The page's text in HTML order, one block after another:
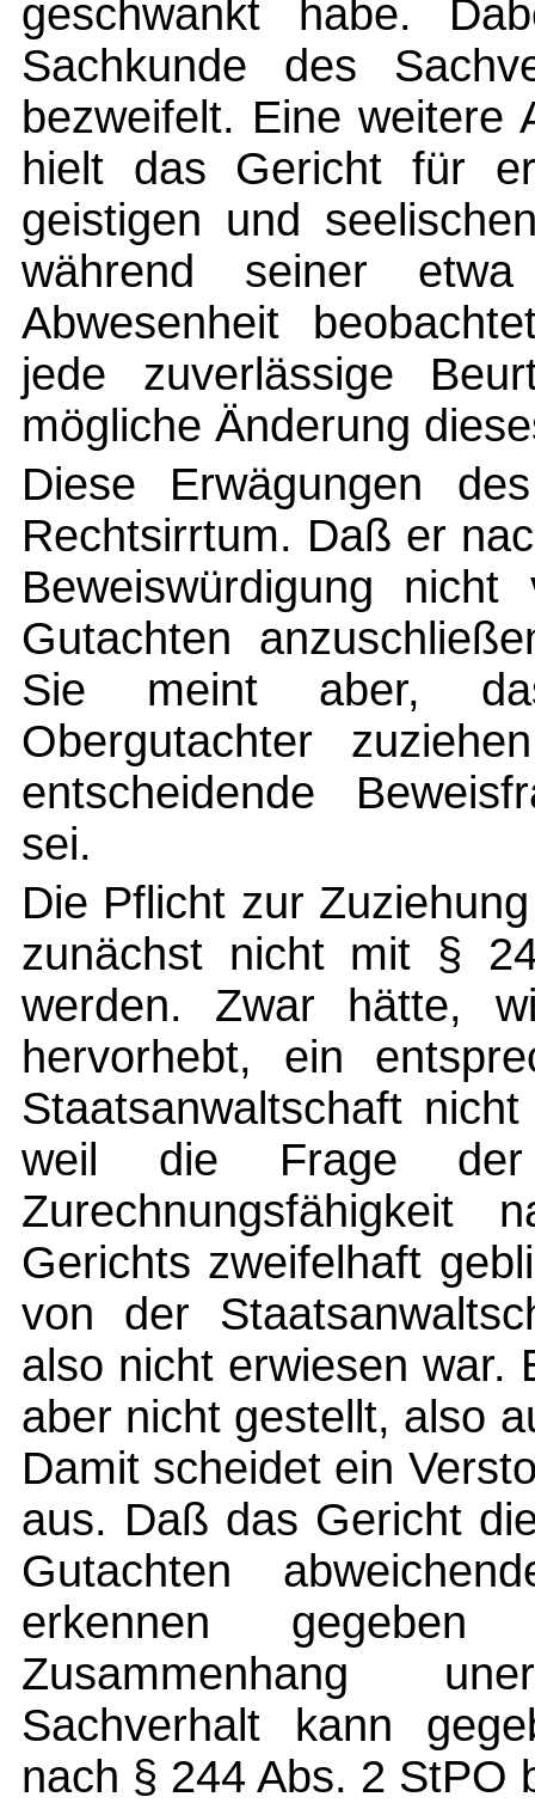
geschwankt habe.
Sachkunde des
bezweifelt. Eine weitere
hielt das Gericht für
geistigen und
während seiner
Abwesenheit
jede zuverlässige
mögliche Änderung
Diese Erwägungen
Rechtsirrtum. Daß er
Beweiswürdigung
Gutachten
Sie meint aber,
Obergutachter
entscheidende
sei.
Die Pflicht zur
zunächst nicht mit §
werden. Zwar hätte,
hervorhebt, ein
Staatsanwaltschaft
weil die Frage der
Zurechnungsfähigkeit
Gerichts zweifelhaft
von der
also nicht erwiesen war.
aber nicht gestellt, also
Damit scheidet ein
aus. Daß das Gericht
Gutachten
erkennen
Zusammenhang
Sachverhalt kann
nach § 244 Abs. 2 StPO